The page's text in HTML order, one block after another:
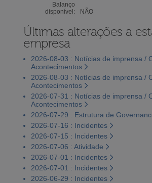
Balanço
disponível:
NÃO
Últimas alterações a
empresa
2026-08-03 : Notícias de imprensa /
Acontecimentos
2026-08-03 : Notícias de imprensa /
Acontecimentos
2026-07-31 : Notícias de imprensa /
Acontecimentos
2026-07-29 : Estrutura de
2026-07-16 : Incidentes
2026-07-15 : Incidentes
2026-07-06 : Atividade
2026-07-01 : Incidentes
2026-07-01 : Incidentes
2026-06-29 : Incidentes